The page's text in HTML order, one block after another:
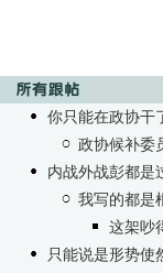
你只能在政协干
政协候补委
内战外战彭都是
我写的都是
这架吵
只能说是形势使